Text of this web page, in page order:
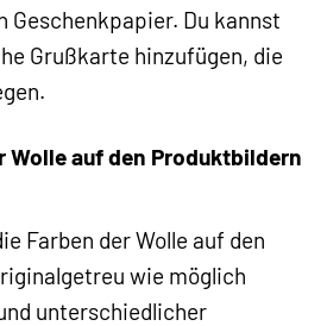
Geschenkpapier. Du kannst
Grußkarte hinzufügen, die
Wolle auf den Produktbildern
Farben der Wolle auf den
wie möglich
unterschiedlicher